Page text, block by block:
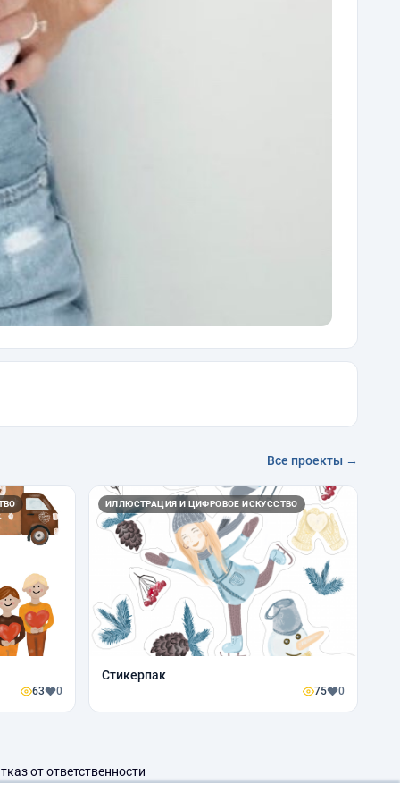
Все проекты →
63 0
ИЛЛЮСТРАЦИЯ И ЦИФРОВОЕ ИСКУССТВО
Стикерпак
75 0
от ответственности